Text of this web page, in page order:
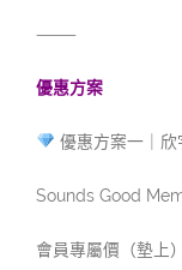
⸻
優惠方案
優惠方案一｜欣
Sounds Good
會員專屬價（墊上